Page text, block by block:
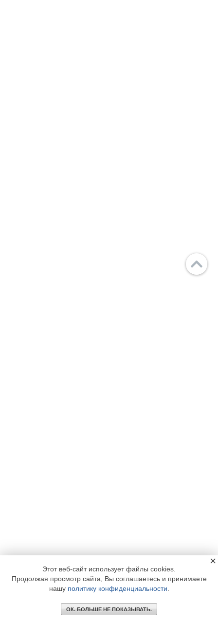
Этот веб-сайт использует файлы cookies.
Продолжая просмотр сайта, Вы соглашаетесь и принимаете
нашу политику конфиденциальности
ОК. БОЛЬШЕ НЕ ПОКАЗЫВАТЬ.
×